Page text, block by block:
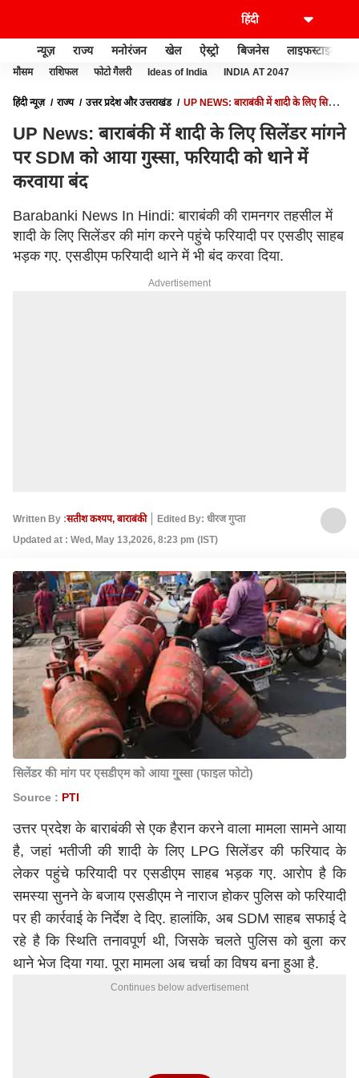
न्यूज़ राज्य मनोरंजन खेल ऐस्ट्रो बिजनेस लाइफस्टाइल
मौसम राशिफल फोटो गैलरी Ideas of India INDIA AT 2047
हिंदी न्यूज़ राज्य उत्तर प्रदेश और उत्तराखंड
UP NEWS: बाराबंकी में शादी के लिए सिलेंडर
UP News: बाराबंकी में शादी के लिए सिलेंडर मांगने
पर SDM को आया गुस्सा, फरियादी को थाने में
करवाया बंद
Barabanki News In Hindi: बाराबंकी की रामनगर तहसील में
शादी के लिए सिलेंडर की मांग करने पहुंचे फरियादी पर एसडीए साहब
भड़क गए. एसडीएम फरियादी थाने में भी बंद करवा दिया.
Advertisement
Written By :सतीश कश्यप, बाराबंकी
Edited By: धीरज गुप्ता
Updated at : Wed, May 13,2026, 8:23 pm (IST)
सिलेंडर की मांग पर एसडीएम को आया गु्स्सा (फाइल फोटो)
Source : PTI
उत्तर प्रदेश के बाराबंकी से एक हैरान करने वाला मामला सामने आया
है, जहां भतीजी की शादी के लिए LPG सिलेंडर की फरियाद के
लेकर पहुंचे फरियादी पर एसडीएम साहब भड़क गए. आरोप है कि
समस्या सुनने के बजाय एसडीएम ने नाराज होकर पुलिस को फरियादी
पर ही कार्रवाई के निर्देश दे दिए. हालांकि, अब SDM साहब सफाई दे
रहे है कि स्थिति तनावपूर्ण थी, जिसके चलते पुलिस को बुला कर
थाने भेज दिया गया. पूरा मामला अब चर्चा का विषय बना हुआ है.
Continues below advertisement